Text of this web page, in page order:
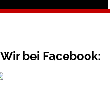
Wir bei Facebook: